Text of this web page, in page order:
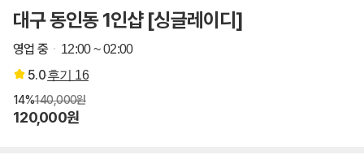
대구 동인동 1인샵 [싱글레이디]
영업 중 12:00 ~ 02:00
5.0후기 16
14%140,000원
120,000원